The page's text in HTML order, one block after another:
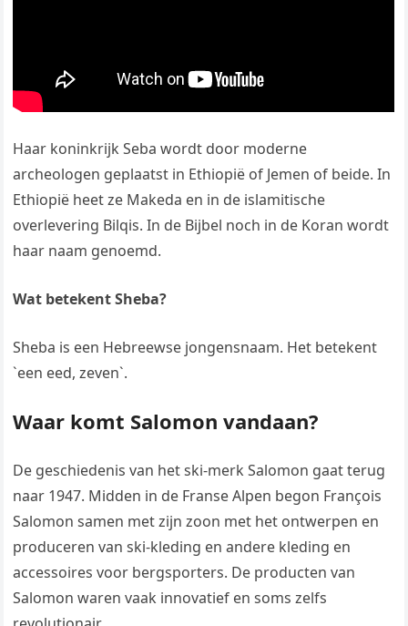
Haar koninkrijk Seba wordt door moderne
archeologen geplaatst in Ethiopië of Jemen of beide. In
Ethiopië heet ze Makeda en in de islamitische
overlevering Bilqis. In de Bijbel noch in de Koran wordt
haar naam genoemd.
Wat betekent Sheba?
Sheba is een Hebreewse jongensnaam. Het betekent
`een eed, zeven`.
Waar komt Salomon vandaan?
De geschiedenis van het ski-merk Salomon gaat terug
naar 1947. Midden in de Franse Alpen begon François
Salomon samen met zijn zoon met het ontwerpen en
produceren van ski-kleding en andere kleding en
accessoires voor bergsporters. De producten van
Salomon waren vaak innovatief en soms zelfs